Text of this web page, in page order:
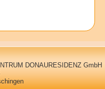
DONAURESIDENZ GmbH